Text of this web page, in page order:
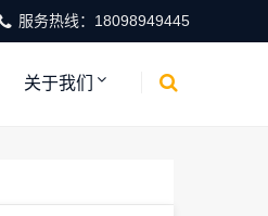
服务热线：18098949445
关于我们